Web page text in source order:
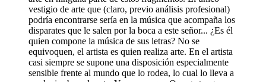
vestigio de arte que (claro, previo análisis profesional)
podría encontrarse sería en la música que acompaña los
disparates que le salen por la boca a este señor... ¿Es él
quien compone la música de sus letras? No se
equivoquen, el artista es quien realiza arte. En el artista
casi siempre se supone una disposición especialmente
sensible frente al mundo que lo rodea, lo cual lo lleva a